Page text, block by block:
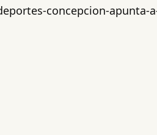
concepcion-apunta-